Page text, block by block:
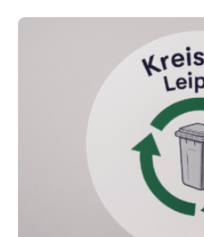
Oldenburg befassen sich
Ökosystem gedeiht – und
verlässlich prognostizieren
„DynaCom“: Die Deutsche
(DFG) fördert das Anfang
Forschungsprojekt an der
zwei weitere Jahre mit rund
freuen uns sehr über…